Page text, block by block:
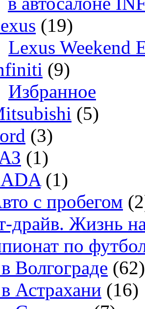
(19)
Lexus Weekend
(9)
Избранное
(5)
(3)
(1)
(1)
с пробегом
драйв. Жизнь
по
Волгограде (62)
Астрахани (16)